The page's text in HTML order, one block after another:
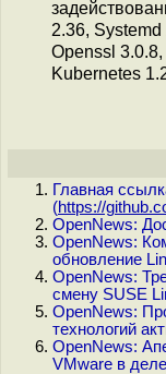
2.36,
Openssl
Kubernetes
Главная
(https://
OpenNews:
OpenNews:
обновление
OpenNews:
смену SUSE
OpenNews:
технологий
OpenNews:
VMware в